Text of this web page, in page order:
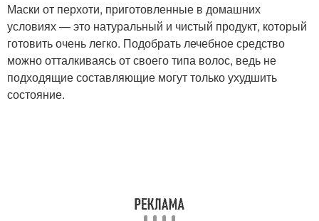
Маски от перхоти, приготовленные в домашних
условиях — это натуральный и чистый продукт, который
готовить очень легко. Подобрать лечебное средство
можно отталкиваясь от своего типа волос, ведь не
подходящие составляющие могут только ухудшить
состояние.